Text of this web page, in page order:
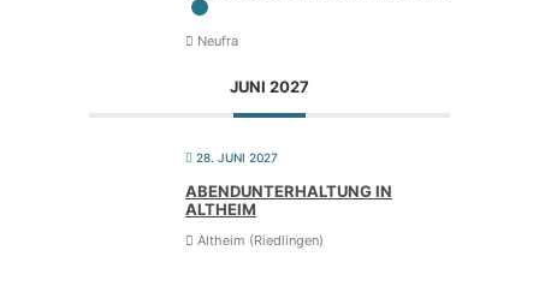
Neufra
JUNI 2027
28. JUNI 2027
ABEND­UN­TER­HAL­TUNG IN
ALTHEIM
Altheim (Riedlingen)